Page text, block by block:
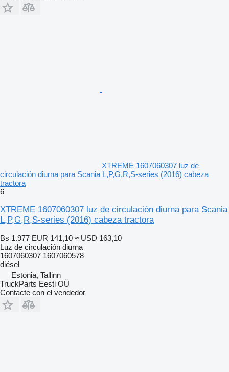
XTREME 1607060307 luz de
circulación diurna para Scania L,P,G,R,S-series (2016) cabeza
tractora
6
XTREME 1607060307 luz de circulación diurna para Scania
L,P,G,R,S-series (2016) cabeza tractora
Bs 1.977 EUR 141,10 ≈ USD 163,10
Luz de circulación diurna
1607060307 1607060578
diésel
Estonia, Tallinn
TruckParts Eesti OÜ
Contacte con el vendedor